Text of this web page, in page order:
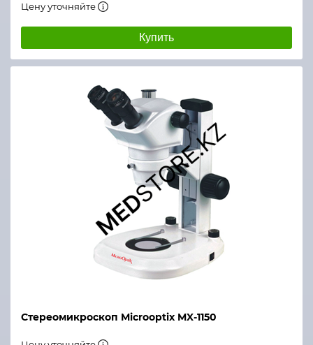
Цену уточняйте
Купить
Стереомикроскоп Microoptix MX-1150